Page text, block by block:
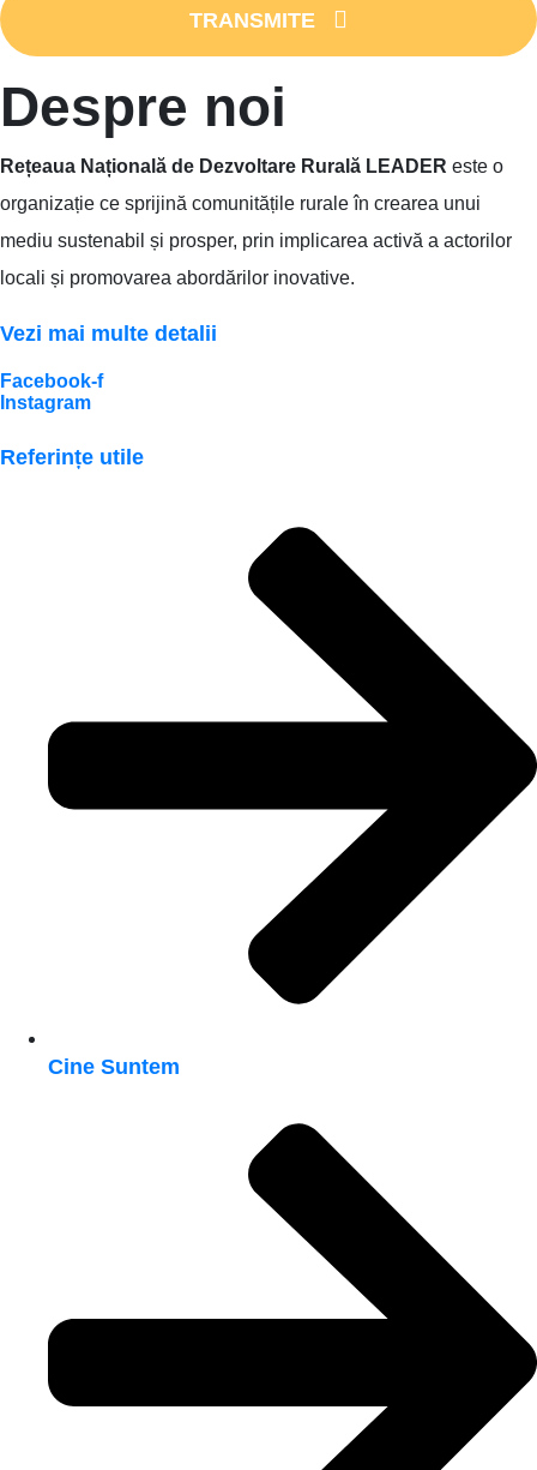
TRANSMITE
Despre noi
Rețeaua Națională de Dezvoltare Rurală LEADER este o
organizație ce sprijină comunitățile rurale în crearea unui
mediu sustenabil și prosper, prin implicarea activă a actorilor
locali și promovarea abordărilor inovative.
Vezi mai multe detalii
Facebook-f
Instagram
Referințe utile
Cine Suntem